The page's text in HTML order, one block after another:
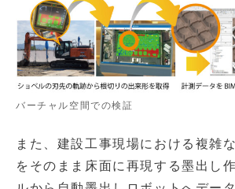
バーチャル空間での検証
また、建設工事現場における複雑
をそのまま床面に再現する墨出し